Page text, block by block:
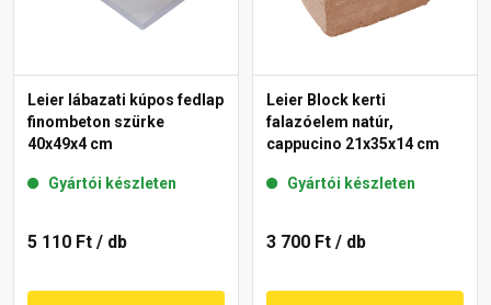
Leier lábazati kúpos fedlap
finombeton szürke
40x49x4 cm
Gyártói készleten
5 110 Ft / db
Leier Block kerti
falazóelem natúr,
cappucino 21x35x14 cm
Gyártói készleten
3 700 Ft / db